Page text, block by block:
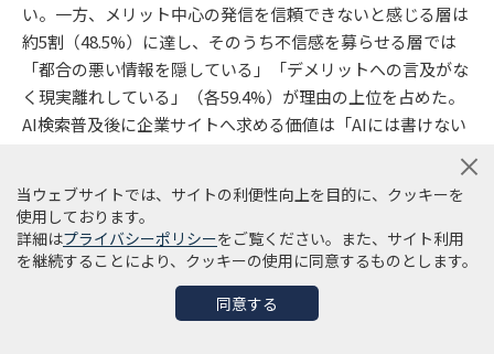
い。一方、メリット中心の発信を信頼できないと感じる層は
約5割（48.5%）に達し、そのうち不信感を募らせる層では
「都合の悪い情報を隠している」「デメリットへの言及がな
く現実離れしている」（各59.4%）が理由の上位を占めた。
AI検索普及後に企業サイトへ求める価値は「AIには書けない
本調査から、BtoB購買検討者が企業の情報発信に対して
「画一的で判断材料にならない」という強い課題感を抱いて
いる実態が浮き彫りになった。生成AIの普及により一般的な
解説や機能比較は瞬時に入手できる環境が整いつつあり、企
当ウェブサイトでは、サイトの利便性向上を目的に、クッキーを
使用しております。
詳細はプライバシーポリシーをご覧ください。また、サイト利用
を継続することにより、クッキーの使用に同意するものとします。
同意する